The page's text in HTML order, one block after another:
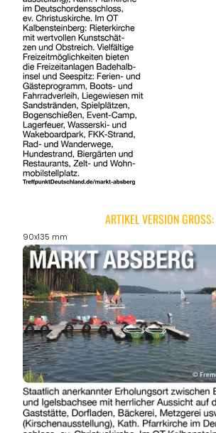
ARTIKEL VERSION GROSS:
90x135 mm